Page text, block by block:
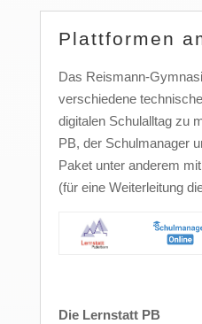
Plattformen
Das Reismann-
verschiedene
digitalen Schulalltag zu
PB, der Schulmanager
Paket unter anderem
(für eine Weiterleitung
Die Lernstatt PB